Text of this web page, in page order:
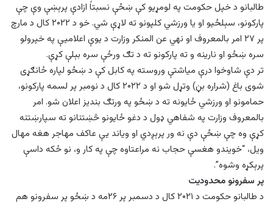
طالبانو د خپل حکومت په لومړیو کې ښځې نسبتاً ازادې پرېښې وې چې
پارکونو، سېلځيو او یا ورزشي کلپونو ته لاړې شي. خو د ۲۰۲۲ کال د مارچ
پر ۲۷ امر بالمعروف او نهي عن المنکر وزارت د یوې اعلامیې په خپرولو
سره ښځو او نارینه و ته پارکونو ته د تګ ورځې سره بېلې کړې.
تر دې شاوخوا درې میاشتې وروسته په کابل کې د ښځو لپاره ځانګړی
شوی باغ (شراره بڼ) وتړل شو او د ۲۰۲۲ کال د نومبر پر لسمه پارکونو،
حمامونو او ورزشي ځایونه ته د ښځو په ورتګ بندیز اعلان شو. امر
بالمعروف وزارت په شفاهي ډول د دغو ځایونو څښتنانو ته سپارښتنه
کړې وه چې ښځې دې نه ور پرېږدي او ویاند یې عاکف مهاجر هغه مهال
ویل، “خویندو هغسې حجاب نه مراعتاوه چې په کار و، نو ځکه داسې
پرېکړه وشوه”.
پر سفرونو محدودیت
د طالبانو حکومت د ۲۰۲۱ کال د دسمبر پر ۲۶مه د ښځو پر سفرونو هم